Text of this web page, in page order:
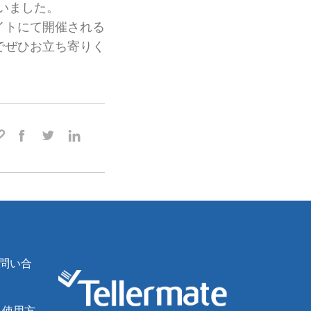
した。
にて開催される
ぜひお立ち寄りく
い合